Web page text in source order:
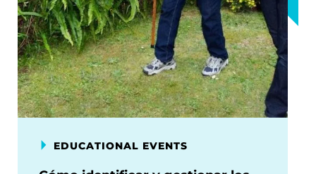
EDUCATIONAL EVENTS